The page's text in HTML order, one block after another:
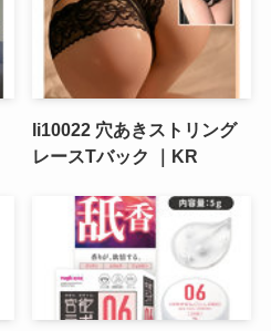
li10022 穴あきストリング
レースTバック ｜KR